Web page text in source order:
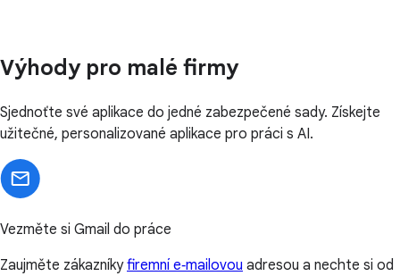
Výhody pro malé firmy
Sjednoťte své aplikace do jedné zabezpečené sady. Získejte
užitečné, personalizované aplikace pro práci s AI.
Vezměte si Gmail do práce
Zaujměte zákazníkyfiremní e‑mailovou adresou a nechte si od